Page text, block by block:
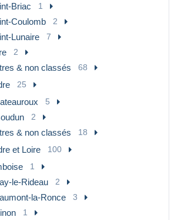
Briac 1
Coulomb 2
Lunaire 7
2
& non classés 68
25
5
2
& non classés 18
et Loire 100
1
le-Rideau 2
la-Ronce 3
1